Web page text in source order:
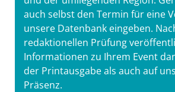
auch selbst den Termin für eine
unsere Datenbank eingeben.
redaktionellen Prüfung
Informationen zu Ihrem Event
der Printausgabe als auch auf
Präsenz.